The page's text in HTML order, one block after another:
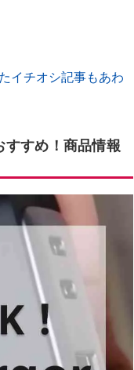
イチオシ記事もあわ
すめ！商品情報